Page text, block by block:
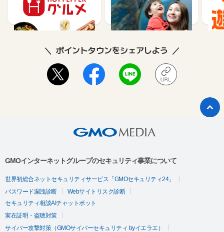
85
ュー！」
1.5%
ポイントタウンをシェアしよう
GMOインターネットグループのセキュリティ事業について
世界初総合ネットセキュリティサービス「GMOセキュリティ24」
パスワード漏洩診断
Webサイトリスク診断
セキュリティ相談AIチャットボット
実在証明・盗聴対策
サイバー攻撃対策（GMOサイバーセキュリティ byイエラエ）